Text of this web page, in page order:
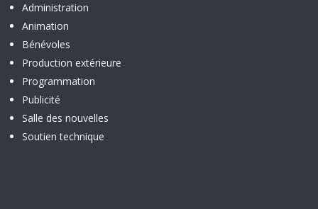
Administration
Animation
Bénévoles
Production extérieure
Programmation
Publicité
Salle des nouvelles
Soutien technique